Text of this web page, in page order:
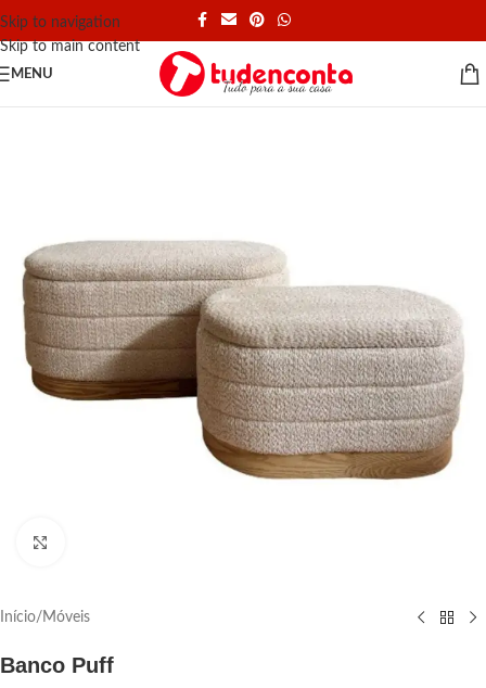
Skip to navigation
Skip to main content
MENU
Início/ Móveis
Banco Puff